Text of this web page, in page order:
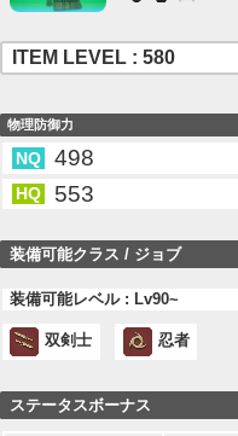
ITEM LEVEL : 580
物理防御力
NQ 498
HQ 553
装備可能クラス / ジョブ
装備可能レベル : Lv90~
双剣士 忍者
ステータスボーナス